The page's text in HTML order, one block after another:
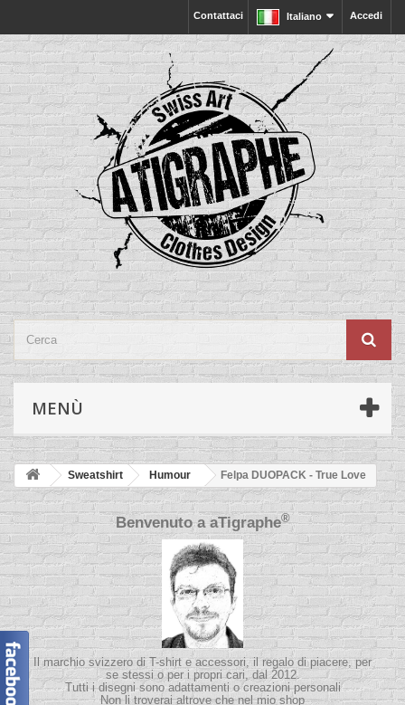
Accedi
Italiano
Contattaci
MENÙ
Sweatshirt Humour Felpa DUOPACK - True Love
Benvenuto a aTigraphe®
Il marchio svizzero di T-shirt e accessori, il regalo di piacere, per
se stessi o per i propri cari, dal 2012.
Tutti i disegni sono adattamenti o creazioni personali
Non li troverai altrove che nel mio shop